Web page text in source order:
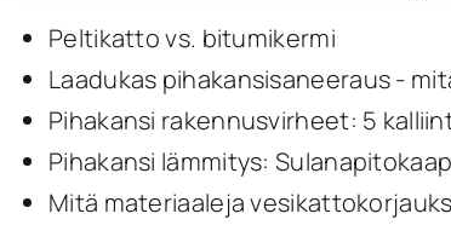
Peltikatto vs. bitumikermi
Laadukas pihakansisaneeraus -
Pihakansi rakennusvirheet: 5
Pihakansi lämmitys:
Mitä materiaaleja